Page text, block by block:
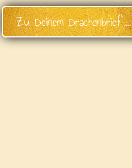
Zu Deinem Drachenbrief ...